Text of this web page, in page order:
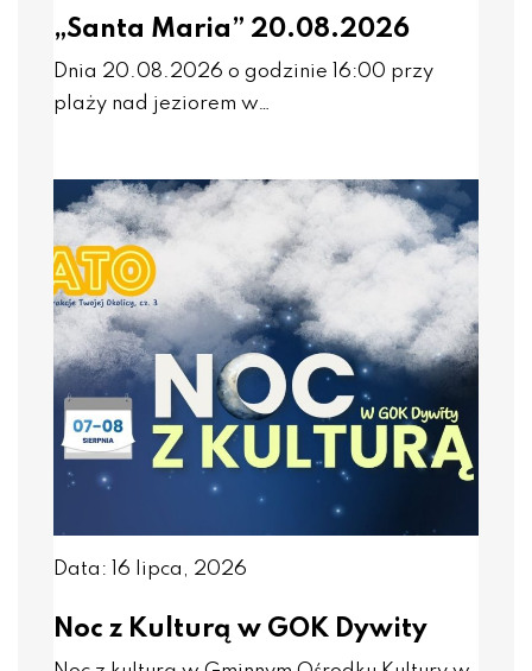
„Santa Maria” 20.08.2026
Dnia 20.08.2026 o godzinie 16:00 przy
plaży nad jeziorem w…
Data: 16 lipca, 2026
Noc z Kulturą w GOK Dywity